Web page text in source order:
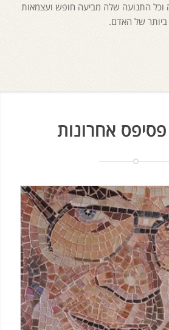
וכל התנועה שלה מביעה חופש ועצמאות
של האדם.
פסיפס אחרונות